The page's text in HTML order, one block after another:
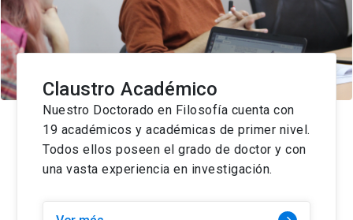
Claustro Académico
Nuestro Doctorado en Filosofía cuenta con
19 académicos y académicas de primer nivel.
Todos ellos poseen el grado de doctor y con
una vasta experiencia en investigación.